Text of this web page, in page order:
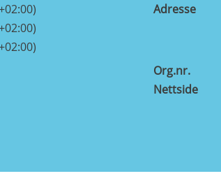
Adresse
Org.nr.
Nettside